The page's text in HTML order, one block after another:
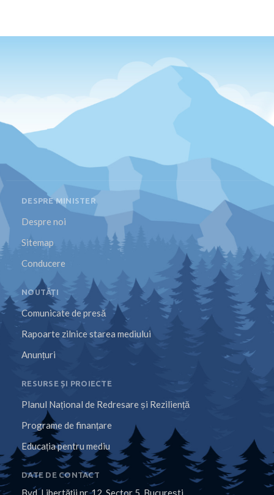
DESPRE MINISTER
Despre noi
Sitemap
Conducere
NOUTĂȚI
Comunicate de presă
Rapoarte zilnice starea mediului
Anunțuri
RESURSE ȘI PROIECTE
Planul Național de Redresare și Reziliență
Programe de finanțare
Educația pentru mediu
DATE DE CONTACT